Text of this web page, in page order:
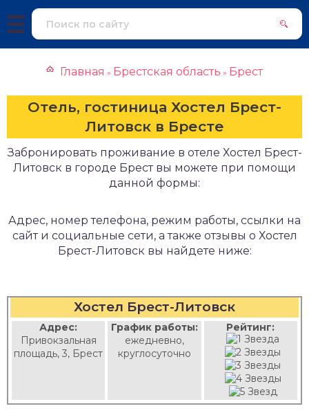
Главная » Брестская область » Брест
Отель, гостиница Хостел Брест-
Литовск в Бресте
Забронировать проживание в отеле Хостел Брест-
Литовск в городе Брест вы можете при помощи
данной формы:
Адрес, номер телефона, режим работы, ссылки на
сайт и социальные сети, а также отзывы о Хостел
Брест-Литовск вы найдете ниже:
Хостел Брест-Литовск
Адрес:
Привокзальная
площадь, 3, Брест
График работы:
ежедневно,
круглосуточно
Рейтинг: